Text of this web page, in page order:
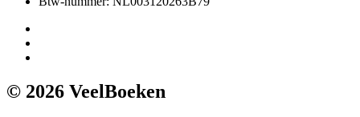
© 2026 VeelBoeken